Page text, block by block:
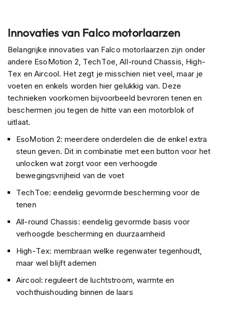
i
z
i
e
P
i
l
o
t
e
h
e
l
e
n
P
i
o
k
h
Innovaties van Falco motorlaarzen
Belangrijke innovaties van Falco motorlaarzen zijn onder
andere EsoMotion 2, TechToe, All-round Chassis, High-
Tex en Aircool. Het zegt je misschien niet veel, maar je
voeten en enkels worden hier gelukkig van. Deze
technieken voorkomen bijvoorbeeld bevroren tenen en
beschermen jou tegen de hitte van een motorblok of
uitlaat.
EsoMotion 2: meerdere onderdelen die de enkel extra
steun geven. Dit in combinatie met een button voor het
unlocken wat zorgt voor een verhoogde
bewegingsvrijheid van de voet
TechToe: eendelig gevormde bescherming voor de
tenen
All-round Chassis: eendelig gevormde basis voor
verhoogde bescherming en duurzaamheid
High-Tex: membraan welke regenwater tegenhoudt,
maar wel blijft ademen
Aircool: reguleert de luchtstroom, warmte en
vochthuishouding binnen de laars